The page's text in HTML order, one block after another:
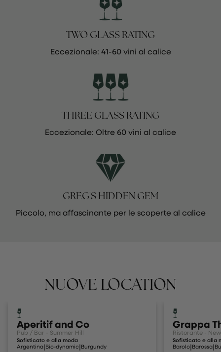
TWO GLASS RATING
Eccezionale: 41-60 vini al calice
THREE GLASS RATING
Eccezionale: Oltre 60 vini al calice
GREG'S HIDDEN GEM
Piccolo, ma affascinante per le scoperte al calice
NUOVE LOCATION
Aperitif and Co
Pub / Bar - Summer Hill
Sofisticato e alla moda
Argentina|Bio-dynamic|Burgundy
Grappa
Ristorante -
Sofisticato e alla
Barolo|Barossa|